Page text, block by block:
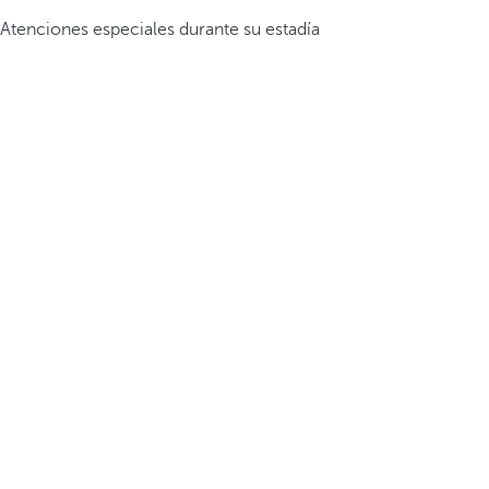
Atenciones especiales durante su estadía